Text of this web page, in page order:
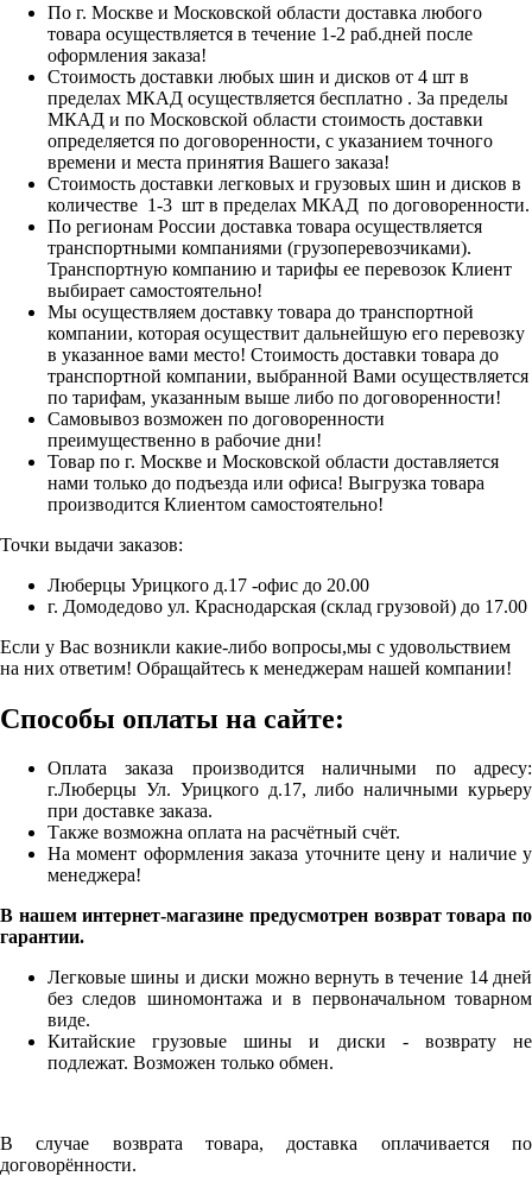
По г. Москве и Московской области доставка любого
товара осуществляется в течение 1-2 раб.дней после
оформления заказа!
Стоимость доставки любых шин и дисков от 4 шт в
пределах МКАД осуществляется бесплатно . За пределы
МКАД и по Московской области стоимость доставки
определяется по договоренности, с указанием точного
времени и места принятия Вашего заказа!
Стоимость доставки легковых и грузовых шин и дисков в
количестве 1-3 шт в пределах МКАД по договоренности.
По регионам России доставка товара осуществляется
транспортными компаниями (грузоперевозчиками).
Транспортную компанию и тарифы ее перевозок Клиент
выбирает самостоятельно!
Мы осуществляем доставку товара до транспортной
компании, которая осуществит дальнейшую его перевозку
в указанное вами место! Стоимость доставки товара до
транспортной компании, выбранной Вами осуществляется
по тарифам, указанным выше либо по договоренности!
Самовывоз возможен по договоренности
преимущественно в рабочие дни!
Товар по г. Москве и Московской области доставляется
нами только до подъезда или офиса! Выгрузка товара
производится Клиентом самостоятельно!
Точки выдачи заказов:
Люберцы Урицкого д.17 -офис до 20.00
г. Домодедово ул. Краснодарская (склад грузовой) до 17.00
Если у Вас возникли какие-либо вопросы,мы с удовольствием
на них ответим! Обращайтесь к менеджерам нашей компании!
Способы оплаты на сайте:
Оплата заказа производится наличными по адресу:
г.Люберцы Ул. Урицкого д.17, либо наличными курьеру
при доставке заказа.
Также возможна оплата на расчётный счёт.
На момент оформления заказа уточните цену и наличие у
менеджера!
В нашем интернет-магазине предусмотрен возврат товара по
гарантии.
Легковые шины и диски можно вернуть в течение 14 дней
без следов шиномонтажа и в первоначальном товарном
виде.
Китайские грузовые шины и диски - возврату не
подлежат. Возможен только обмен.
В случае возврата товара, доставка оплачивается по
договорённости.